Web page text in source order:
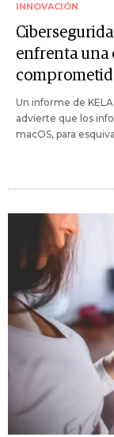
INNOVACIÓN
enfrenta una
Un informe de
advierte que los
macOS, para